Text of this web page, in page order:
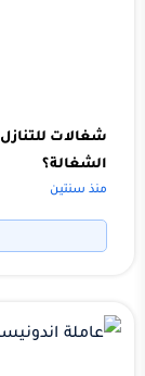
الشغالة؟
منذ سنتين